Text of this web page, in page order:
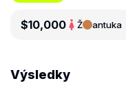
$10,000 Ž antuka
Výsledky